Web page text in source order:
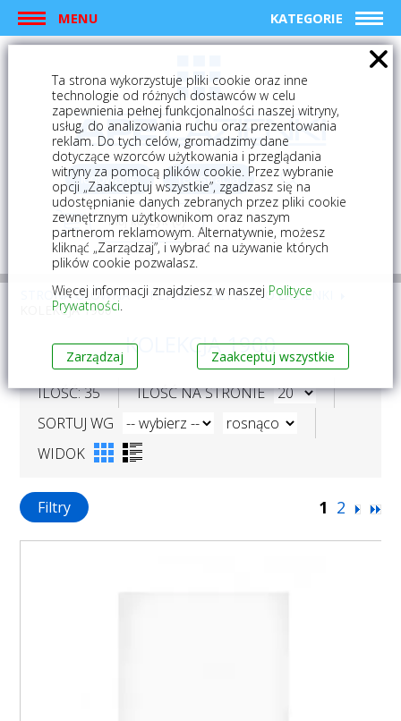
MENU KATEGORIE
logowanie rejestracja
Mój koszyk (0)
STRONA GŁÓWNA PŁYTKI
PŁYTKI DO ŁAZIENKI
KOLEKCJA 1900
KOLEKCJA 1900
ILOŚĆ: 35
ILOŚĆ NA STRONIE
SORTUJ WG
WIDOK
1 2
Filtry
Ta strona wykorzystuje pliki cookie oraz inne
technologie od różnych dostawców w celu
zapewnienia pełnej funkcjonalności naszej witryny,
usług, do analizowania ruchu oraz prezentowania
reklam. Do tych celów, gromadzimy dane
dotyczące wzorców użytkowania i przeglądania
witryny za pomocą plików cookie. Przez wybranie
opcji „Zaakceptuj wszystkie”, zgadzasz się na
udostępnianie danych zebranych przez pliki cookie
zewnętrznym użytkownikom oraz naszym
partnerom reklamowym. Alternatywnie, możesz
kliknąć „Zarządzaj”, i wybrać na używanie których
plików cookie pozwalasz.
Więcej informacji znajdziesz w naszej Polityce
Prywatności.
Zarządzaj Zaakceptuj wszystkie